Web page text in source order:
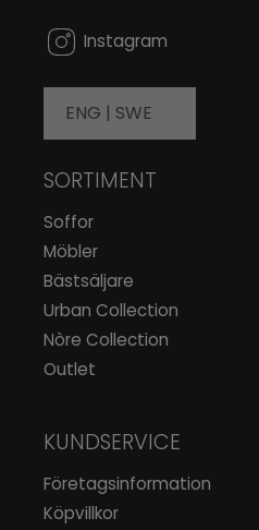
Instagram
ENG | SWE
SORTIMENT
Soffor
Möbler
Bästsäljare
Urban Collection
Nòre Collection
Outlet
KUNDSERVICE
Företagsinformation
Köpvillkor